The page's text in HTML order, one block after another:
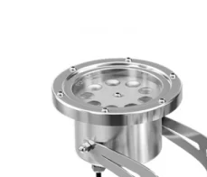
Закладные детали
Насосы
Системы фильтрации
Электрооборудование
Плавающие фонтаны
Пешеходные модули